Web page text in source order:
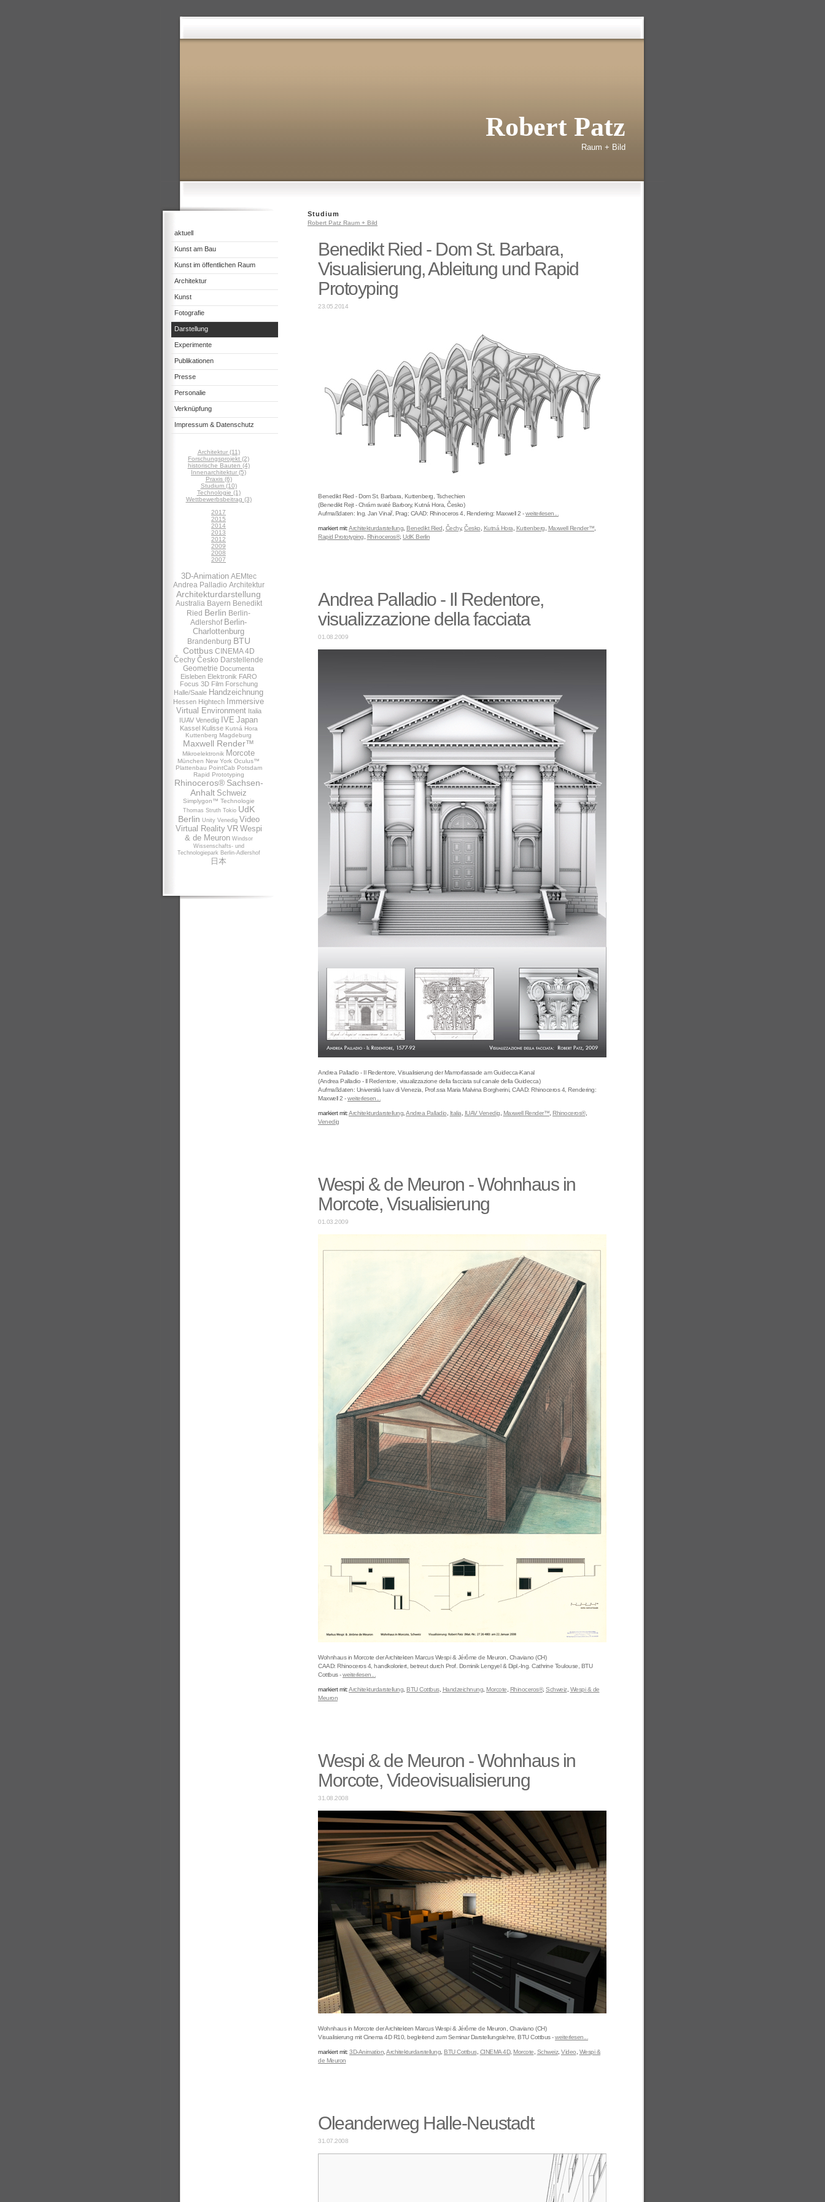
Robert Patz
Raum + Bild
aktuell
Kunst am Bau
Kunst im öffentlichen Raum
Architektur
Kunst
Fotografie
Darstellung
Experimente
Publikationen
Presse
Personalie
Verknüpfung
Impressum & Datenschutz
Architektur (11)
Forschungsprojekt (2)
historische Bauten (4)
Innenarchitektur (5)
Praxis (6)
Studium (10)
Technologie (1)
Wettbewerbsbeitrag (3)
2017
2015
2014
2013
2012
2009
2008
2007
3D-Animation AEMtec
Andrea Palladio Architektur
Architekturdarstellung
Australia Bayern Benedikt
Ried Berlin Berlin-
Adlershof Berlin-
Charlottenburg
Brandenburg BTU
Cottbus CINEMA 4D
Čechy Česko Darstellende
Geometrie Documenta
Eisleben Elektronik FARO
Focus 3D Film Forschung
Halle/Saale Handzeichnung
Hessen Hightech
Immersive
Virtual Environment Italia
IUAV Venedig IVE Japan
Kassel Kulisse Kutná Hora
Kuttenberg Magdeburg
Maxwell Render™
Mikroelektronik Morcote
München New York Oculus™
Plattenbau PointCab Potsdam
Rapid Prototyping
Rhinoceros® Sachsen-
Anhalt Schweiz
Simplygon™ Technologie
Thomas Struth Tokio UdK
Berlin Unity Venedig Video
Virtual Reality VR Wespi
& de Meuron Windsor
Wissenschafts- und
Technologiepark Berlin-Adlershof
日本
Studium
Robert Patz Raum + Bild
Benedikt Ried - Dom St. Barbara,
Visualisierung, Ableitung und Rapid
Protoyping
23.05.2014
Benedikt Ried - Dom St. Barbara, Kuttenberg, Tschechien
(Benedikt Rejt - Chrám svaté Barbory, Kutná Hora, Česko)
Aufmaßdaten: Ing. Jan Vinař, Prag; CAAD: Rhinoceros 4, Rendering: Maxwell 2 -weiterlesen...
markiert mit:Architekturdarstellung Benedikt Ried Čechy, Česko Kutná Hora Kuttenberg Maxwell Render™
Rapid Prototyping
Rhinoceros®, UdK Berlin
Andrea Palladio - Il Redentore,
visualizzazione della facciata
01.08.2009
Andrea Palladio - Il Redentore, Visualisierung der Mamorfassade am Guidecca-Kanal
(Andrea Palladio - Il Redentore, visualizzazione della facciata sul canale della Guidecca)
Aufmaßdaten: Università Iuav di Venezia, Prof.ssa Maria Malvina Borgherini, CAAD: Rhinoceros 4, Rendering:
Maxwell 2 -weiterlesen...
markiert mit:Architekturdarstellung Andrea Palladio Italia IUAV Venedig Maxwell Render™ Rhinoceros®,
Venedig
Wespi & de Meuron - Wohnhaus in
Morcote, Visualisierung
01.03.2009
Wohnhaus in Morcote der Architekten Marcus Wespi & Jérôme de Meuron, Chaviano (CH)
CAAD: Rhinoceros 4, handkoloriert, betreut durch Prof. Dominik Lengyel & Dipl.-Ing. Cathrine Toulouse, BTU
Cottbus -weiterlesen...
markiert mit:Architekturdarstellung BTU Cottbus, Handzeichnung Morcote Rhinoceros®, Schweiz, Wespi & de
Meuron
Wespi & de Meuron - Wohnhaus in
Morcote, Videovisualisierung
31.08.2008
Wohnhaus in Morcote der Architekten Marcus Wespi & Jérôme de Meuron, Chaviano (CH)
Visualisierung mit Cinema 4D R10, begleitend zum Seminar Darstellungslehre, BTU Cottbus -weiterlesen...
markiert mit: 3D-Animation Architekturdarstellung BTU Cottbus, CINEMA 4D, Morcote Schweiz, Video Wespi &
de Meuron
Oleanderweg Halle-Neustadt
31.07.2008